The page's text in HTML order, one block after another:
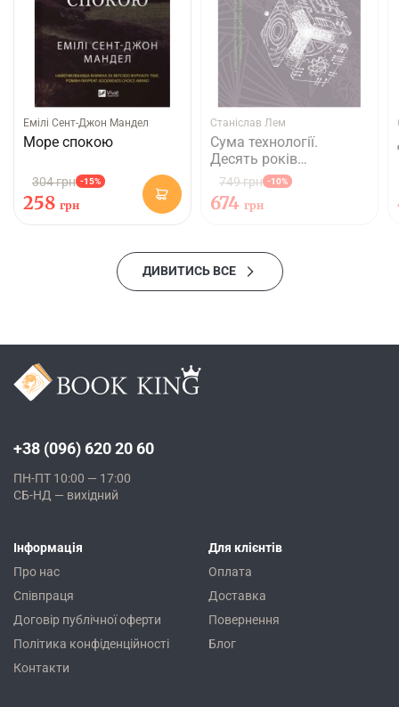
Емілі Сент-Джон Мандел
Море спокою
304 грн -15%
258 грн
Станіслав Лем
Сума технології.
Десять років
перегодом. Двадцять
років перегодом.
Тридцять років
749 грн -10%
674 грн
ДИВИТИСЬ ВСЕ
+38 (096) 620 20 60
ПН-ПТ 10:00 — 17:00
СБ-НД — вихідний
Інформація
Про нас
Співпраця
Договір публічної оферти
Політика конфіденційності
Контакти
Для клієнтів
Оплата
Доставка
Повернення
Блог